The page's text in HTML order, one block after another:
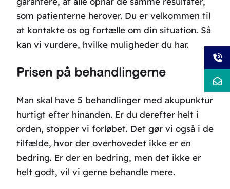
som patienterne herover. Du er velkommen til
at kontakte os og fortælle om din situation. Så
kan vi vurdere, hvilke muligheder du har.
Prisen på behandlingerne
Man skal have 5 behandlinger med akupunktur
hurtigt efter hinanden. Er du derefter helt i
orden, stopper vi forløbet. Det gør vi også i de
tilfælde, hvor der overhovedet ikke er en
bedring. Er der en bedring, men det ikke er
helt godt, vil vi gerne behandle mere.